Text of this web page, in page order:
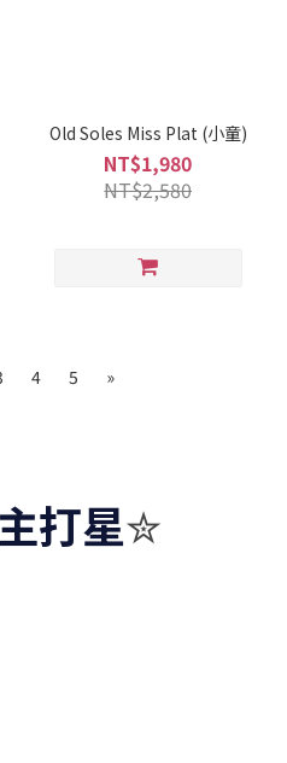
Old Soles Miss Plat (小童)
NT$1,980
NT$2,580
4 5 »
打星✮